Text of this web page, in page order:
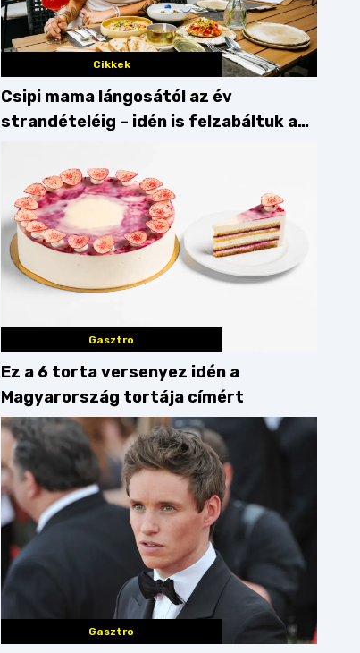
Cikkek
Csipi mama lángosától az év
strandételéig – idén is felzabáltuk a
Gasztro
Ez a 6 torta versenyez idén a
Magyarország tortája címért
Gasztro